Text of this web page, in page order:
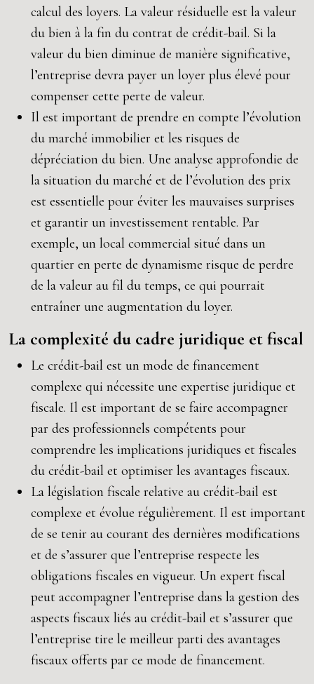
calcul des loyers. La valeur résiduelle est la valeur
du bien à la fin du contrat de crédit-bail. Si la
valeur du bien diminue de manière significative,
l’entreprise devra payer un loyer plus élevé pour
compenser cette perte de valeur.
Il est important de prendre en compte l’évolution
du marché immobilier et les risques de
dépréciation du bien. Une analyse approfondie de
la situation du marché et de l’évolution des prix
est essentielle pour éviter les mauvaises surprises
et garantir un investissement rentable. Par
exemple, un local commercial situé dans un
quartier en perte de dynamisme risque de perdre
de la valeur au fil du temps, ce qui pourrait
entraîner une augmentation du loyer.
La complexité du cadre juridique et fiscal
Le crédit-bail est un mode de financement
complexe qui nécessite une expertise juridique et
fiscale. Il est important de se faire accompagner
par des professionnels compétents pour
comprendre les implications juridiques et fiscales
du crédit-bail et optimiser les avantages fiscaux.
La législation fiscale relative au crédit-bail est
complexe et évolue régulièrement. Il est important
de se tenir au courant des dernières modifications
et de s’assurer que l’entreprise respecte les
obligations fiscales en vigueur. Un expert fiscal
peut accompagner l’entreprise dans la gestion des
aspects fiscaux liés au crédit-bail et s’assurer que
l’entreprise tire le meilleur parti des avantages
fiscaux offerts par ce mode de financement.